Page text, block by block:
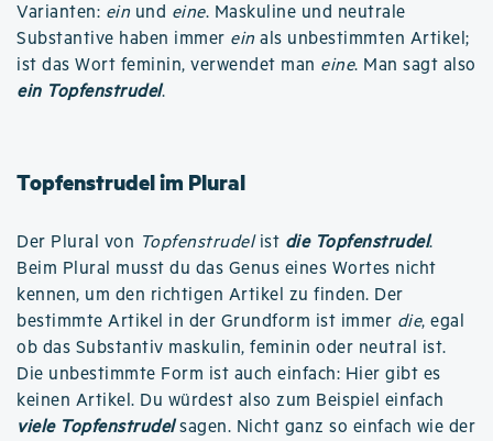
Varianten: ein und eine. Maskuline und neutrale
Substantive haben immer ein als unbestimmten Artikel;
ist das Wort feminin, verwendet man eine. Man sagt also
ein Topfenstrudel.
Topfenstrudel im Plural
Der Plural von Topfenstrudelist die Topfenstrudel.
Beim Plural musst du das Genus eines Wortes nicht
kennen, um den richtigen Artikel zu finden. Der
bestimmte Artikel in der Grundform ist immer die, egal
ob das Substantiv maskulin, feminin oder neutral ist.
Die unbestimmte Form ist auch einfach: Hier gibt es
keinen Artikel. Du würdest also zum Beispiel einfach
viele Topfenstrudelsagen. Nicht ganz so einfach wie der